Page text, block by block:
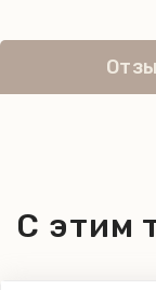
С этим